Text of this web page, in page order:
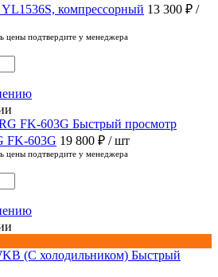
компрессорный 13 300 ₽ /
цены подтвердите у менеджера
Быстрый просмотр
FK-603G 19 800 ₽ / шт
цены подтвердите у менеджера
Быстрый